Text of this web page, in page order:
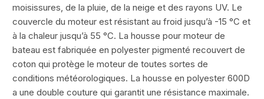
moisissures, de la pluie, de la neige et des rayons UV. Le
couvercle du moteur est résistant au froid jusqu’à -15 °C et
à la chaleur jusqu’à 55 °C. La housse pour moteur de
bateau est fabriquée en polyester pigmenté recouvert de
coton qui protège le moteur de toutes sortes de
conditions météorologiques. La housse en polyester 600D
a une double couture qui garantit une résistance maximale.